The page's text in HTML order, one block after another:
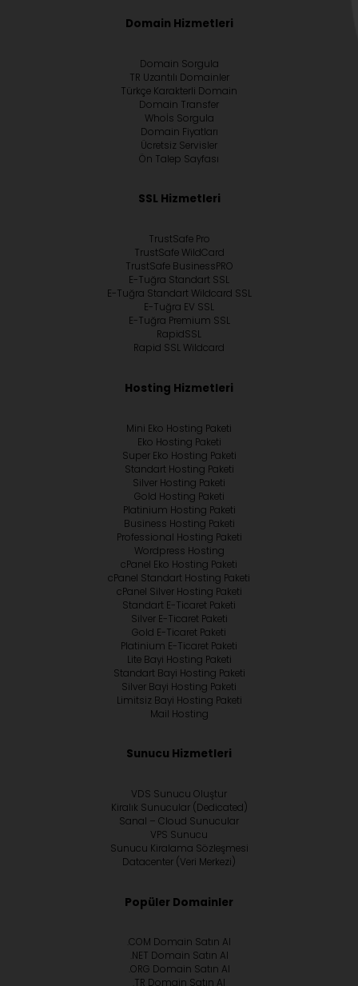
Domain Hizmetleri
Domain Sorgula
TR Uzantılı Domainler
Türkçe Karakterli Domain
Domain Transfer
Whoİs Sorgula
Domain Fiyatları
Ücretsiz Servisler
Ön Talep Sayfası
SSL Hizmetleri
TrustSafe Pro
TrustSafe WildCard
TrustSafe BusinessPRO
E-Tuğra Standart SSL
E-Tuğra Standart Wildcard SSL
E-Tuğra EV SSL
E-Tuğra Premium SSL
RapidSSL
Rapid SSL Wildcard
Hosting Hizmetleri
Mini Eko Hosting Paketi
Eko Hosting Paketi
Super Eko Hosting Paketi
Standart Hosting Paketi
Silver Hosting Paketi
Gold Hosting Paketi
Platinium Hosting Paketi
Business Hosting Paketi
Professional Hosting Paketi
Wordpress Hosting
cPanel Eko Hosting Paketi
cPanel Standart Hosting Paketi
cPanel Silver Hosting Paketi
Standart E-Ticaret Paketi
Silver E-Ticaret Paketi
Gold E-Ticaret Paketi
Platinium E-Ticaret Paketi
Lite Bayi Hosting Paketi
Standart Bayi Hosting Paketi
Silver Bayi Hosting Paketi
Limitsiz Bayi Hosting Paketi
Mail Hosting
Sunucu Hizmetleri
VDS Sunucu Oluştur
Kiralık Sunucular (Dedicated)
Sanal – Cloud Sunucular
VPS Sunucu
Sunucu Kiralama Sözleşmesi
Datacenter (Veri Merkezi)
Popüler Domainler
.COM Domain Satın Al
.NET Domain Satın Al
.ORG Domain Satın Al
.TR Domain Satın Al